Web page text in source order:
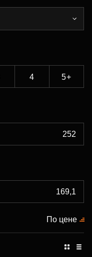
4 5+
По цене